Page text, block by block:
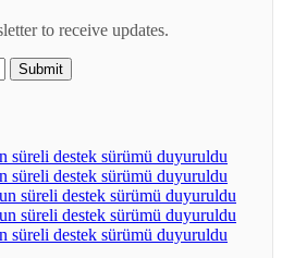
to receive updates.
süreli destek sürümü duyuruldu
süreli destek sürümü duyuruldu
süreli destek sürümü duyuruldu
süreli destek sürümü duyuruldu
süreli destek sürümü duyuruldu